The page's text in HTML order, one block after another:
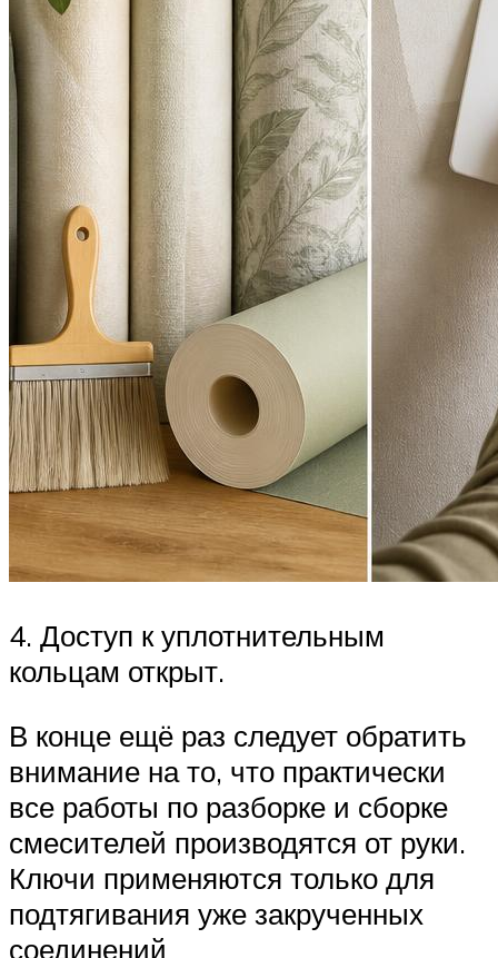
4. Доступ к уплотнительным
кольцам открыт.
В конце ещё раз следует обратить
внимание на то, что практически
все работы по разборке и сборке
смесителей производятся от руки.
Ключи применяются только для
подтягивания уже закрученных
соединений